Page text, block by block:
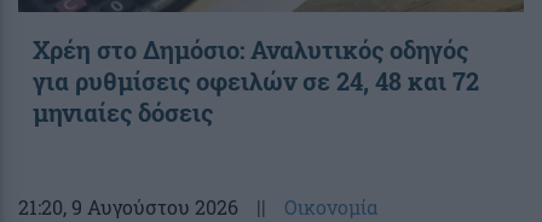
Χρέη στο Δημόσιο: Αναλυτικός οδηγός
για ρυθμίσεις οφειλών σε 24, 48 και 72
μηνιαίες δόσεις
21:20, 9 Αυγούστου 2026 || Οικονομία